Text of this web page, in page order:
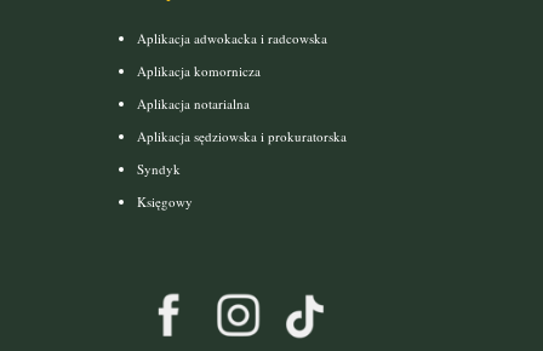
Aplikacja adwokacka i radcowska
Aplikacja komornicza
Aplikacja notarialna
Aplikacja sędziowska i prokuratorska
Syndyk
Księgowy